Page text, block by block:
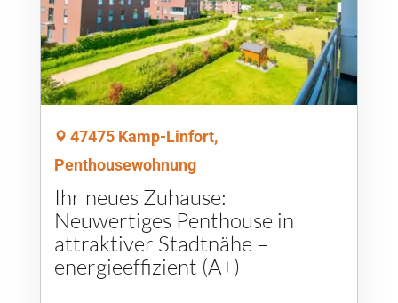
47475 Kamp-Linfort,
Penthousewohnung
Ihr neues Zuhause:
Neuwertiges Penthouse in
attraktiver Stadtnähe –
energieeffizient (A+)